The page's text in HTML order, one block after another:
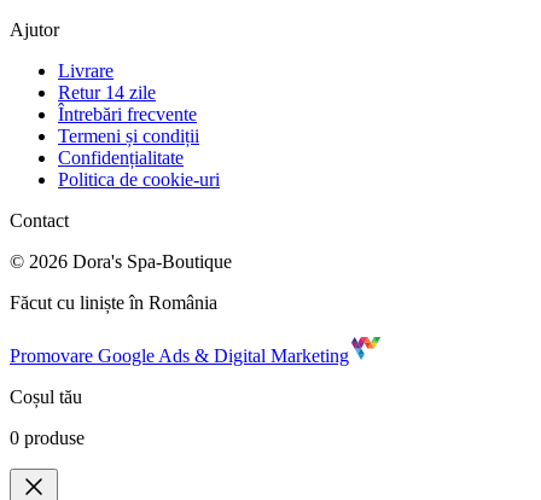
Ajutor
Livrare
Retur 14 zile
Întrebări frecvente
Termeni și condiții
Confidențialitate
Politica de cookie-uri
Contact
© 2026 Dora's Spa-Boutique
Făcut cu liniște în România
Promovare Google Ads & Digital Marketing
Coșul tău
0 produse